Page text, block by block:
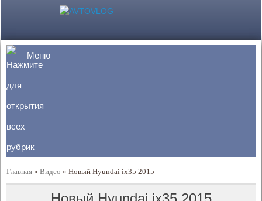
Меню
Главная »Видео »Новый Hyundai ix35 2015